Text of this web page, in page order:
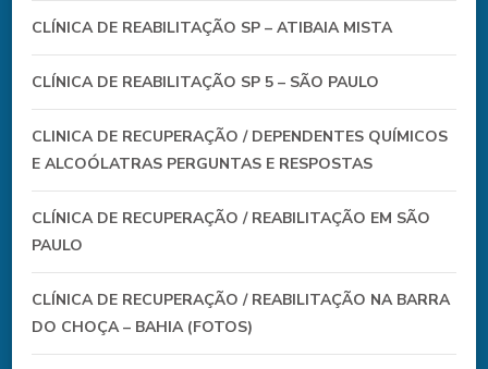
CLÍNICA DE REABILITAÇÃO SP – ATIBAIA MISTA
CLÍNICA DE REABILITAÇÃO SP 5 – SÃO PAULO
CLINICA DE RECUPERAÇÃO / DEPENDENTES QUÍMICOS
E ALCOÓLATRAS PERGUNTAS E RESPOSTAS
CLÍNICA DE RECUPERAÇÃO / REABILITAÇÃO EM SÃO
PAULO
CLÍNICA DE RECUPERAÇÃO / REABILITAÇÃO NA BARRA
DO CHOÇA – BAHIA (FOTOS)